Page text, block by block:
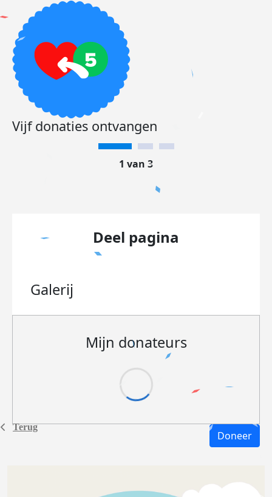
Terug
Vijf donaties ontvangen
1 van 3
Deel pagina
Galerij
Mijn donateurs
Doneer